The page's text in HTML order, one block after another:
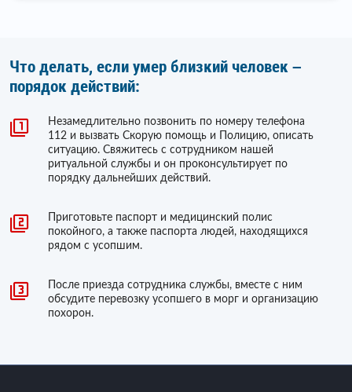
Что делать, если умер близкий человек –
порядок действий:
Незамедлительно позвонить по номеру телефона
112 и вызвать Скорую помощь и Полицию, описать
ситуацию. Свяжитесь с сотрудником нашей
ритуальной службы и он проконсультирует по
порядку дальнейших действий.
Приготовьте паспорт и медицинский полис
покойного, а также паспорта людей, находящихся
рядом с усопшим.
После приезда сотрудника службы, вместе с ним
обсудите перевозку усопшего в морг и организацию
похорон.